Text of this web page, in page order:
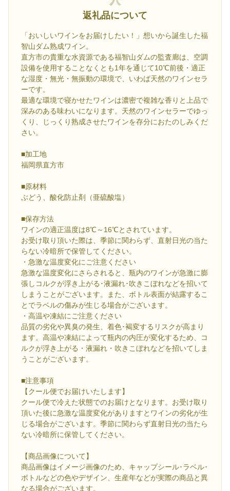
返礼品について
「おいしいワインをお届けしたい！」想いから誕生した福
智山ダム熟成ワイン。
直方市の貴重な水資源である福智山ダムの監査廊は、空調
設備を使用することなくとも1年を通じて10℃前後・適正
な湿度・無光・無振動の環境で、いわば天然のワインセラ
ーです。
最適な環境で寝かせたワインは濃密で複雑な香りと上品で
深みのある味わいになります。天然のワインセラーでゆっ
くり、じっくり熟成させたワインを存分におたのしみくだ
さい。
■加工地
福岡県直方市
■原材料
ぶどう、酸化防止剤（亜硫酸塩）
■保存方法
ワインの適正温度は8℃～16℃とされています。
お受け取り頂いた際は、季節に関わらず、直射日光の当た
らない冷暗所で保管してください。
・急激な温度変化にご注意ください
急激な温度変化にさらされると、瓶内のワインが急激に膨
張しコルクが浮き上がる･液漏れ･吹きこぼれなどを招いて
しまうことがございます。また、ボトル表面が結露するこ
とでラベルの傷みが生じる場合がございます。
・高温や凍結にご注意ください
品質の劣化や異臭の発生、着色･褐変するリスクが高まり
ます。高温や凍結によって瓶内の内圧が変化するため、コ
ルクが浮き上がる・液漏れ・吹きこぼれなどを招いてしま
うことがございます。
■注意事項
【クール便でお届けいたします】
クール便で冷えた状態でのお届けとなります。お受け取り
頂いた後に急激な温度変化がありますとワインの劣化が生
じる場合がございます。季節に関わらず直射日光の当たら
ない冷暗所に保管してください。
【商品画像について】
商品画像はイメージ画像のため、キャップシール･ラベル･
ボトルなどの色やデザイン、生産年などが実際の商品と異
なる場合がございます。